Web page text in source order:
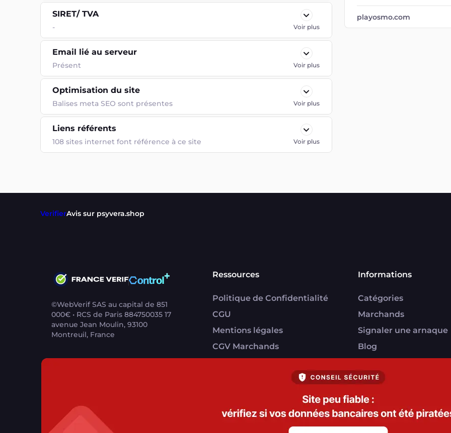
SIRET/ TVA
- Voir plus
Email lié au serveur
Présent Voir plus
Optimisation du site
Balises meta SEO sont présentes Voir plus
Liens référents
108 sites internet font référence à ce site Voir plus
playosmo.com
VerifierAvis sur psyvera.shop
©WebVerif SAS au capital de 851
000€ • RCS de Paris 884750035 17
avenue Jean Moulin, 93100
Montreuil, France
Ressources
Politique de Confidentialité
CGU
Mentions légales
CGV Marchands
Informations
Catégories
Marchands
Signaler une arnaque
Blog